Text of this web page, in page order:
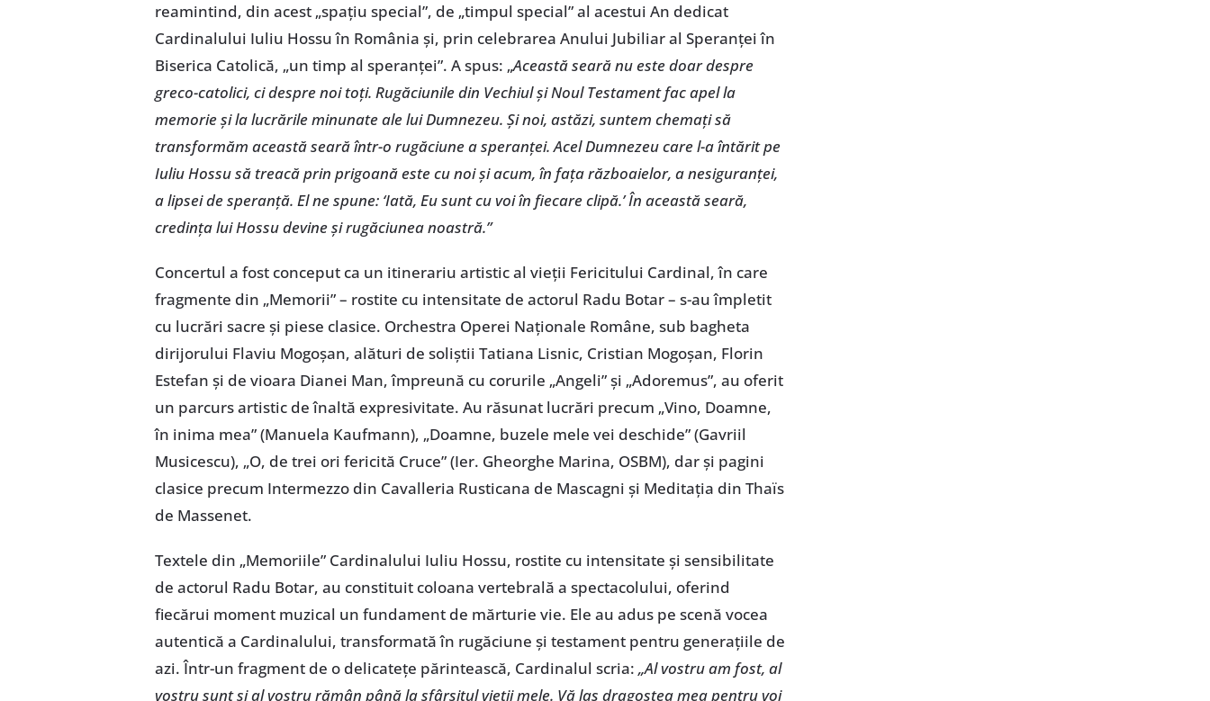
reamintind, din acest „spațiu special”, de „timpul special” al acestui An dedicat
Cardinalului Iuliu Hossu în România și, prin celebrarea Anului Jubiliar al Speranței în
Biserica Catolică, „un timp al speranței”. A spus: „Această seară nu este doar despre
greco-catolici, ci despre noi toți. Rugăciunile din Vechiul și Noul Testament fac apel la
memorie și la lucrările minunate ale lui Dumnezeu. Și noi, astăzi, suntem chemați să
transformăm această seară într-o rugăciune a speranței. Acel Dumnezeu care l-a întărit pe
Iuliu Hossu să treacă prin prigoană este cu noi și acum, în fața războaielor, a nesiguranței,
a lipsei de speranță. El ne spune: ‘Iată, Eu sunt cu voi în fiecare clipă.’ În această seară,
credința lui Hossu devine și rugăciunea noastră.”
Concertul a fost conceput ca un itinerariu artistic al vieții Fericitului Cardinal, în care
fragmente din „Memorii” – rostite cu intensitate de actorul Radu Botar – s-au împletit
cu lucrări sacre și piese clasice. Orchestra Operei Naționale Române, sub bagheta
dirijorului Flaviu Mogoșan, alături de soliștii Tatiana Lisnic, Cristian Mogoșan, Florin
Estefan și de vioara Dianei Man, împreună cu corurile „Angeli” și „Adoremus”, au oferit
un parcurs artistic de înaltă expresivitate. Au răsunat lucrări precum „Vino, Doamne,
în inima mea” (Manuela Kaufmann), „Doamne, buzele mele vei deschide” (Gavriil
Musicescu), „O, de trei ori fericită Cruce” (Ier. Gheorghe Marina, OSBM), dar și pagini
clasice precum Intermezzo din Cavalleria Rusticana de Mascagni și Meditația din Thaïs
de Massenet.
Textele din „Memoriile” Cardinalului Iuliu Hossu, rostite cu intensitate și sensibilitate
de actorul Radu Botar, au constituit coloana vertebrală a spectacolului, oferind
fiecărui moment muzical un fundament de mărturie vie. Ele au adus pe scenă vocea
autentică a Cardinalului, transformată în rugăciune și testament pentru generațiile de
azi. Într-un fragment de o delicatețe părintească, Cardinalul scria: „Al vostru am fost, al
vostru sunt și al vostru rămân până la sfârșitul vieții mele. Vă las dragostea mea pentru voi